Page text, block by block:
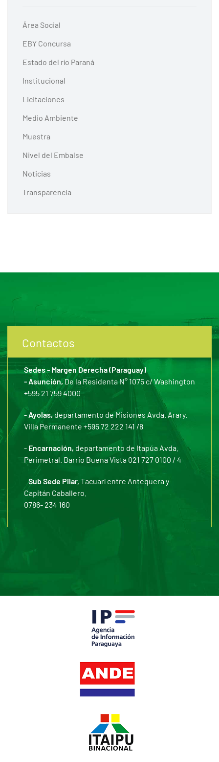
Área Social
EBY Concursa
Estado del río Paraná
Institucional
Licitaciones
Medio Ambiente
Muestra
Nivel del Embalse
Noticias
Transparencia
Contactos
Sedes - Margen Derecha (Paraguay)
- Asunción, De la Residenta N° 1075 c/ Washington
+595 21 759 4000
-Ayolas, departamento de Misiones Avda. Arary.
Villa Permanente +595 72 222 141 /8
- Encarnación, departamento de Itapúa Avda.
Perimetral. Barrio Buena Vista 021 727 0100 / 4
-Sub Sede Pilar, Tacuarí entre Antequera y
Capitán Caballero.
0786- 234 160